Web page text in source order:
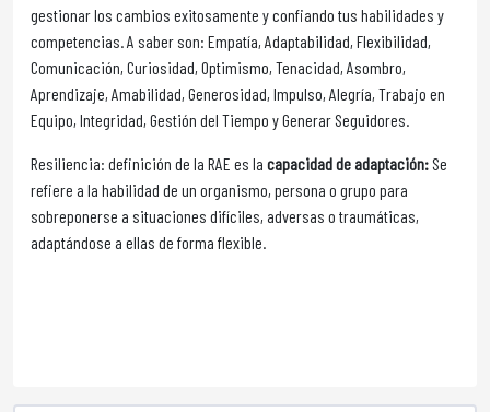
gestionar los cambios exitosamente y confiando tus habilidades y
competencias. A saber son: Empatía, Adaptabilidad, Flexibilidad,
Comunicación, Curiosidad, Optimismo, Tenacidad, Asombro,
Aprendizaje, Amabilidad, Generosidad, Impulso, Alegría, Trabajo en
Equipo, Integridad, Gestión del Tiempo y Generar Seguidores.
Resiliencia: definición de la RAE es la capacidad de adaptación:Se
refiere a la habilidad de un organismo, persona o grupo para
sobreponerse a situaciones difíciles, adversas o traumáticas,
adaptándose a ellas de forma flexible.